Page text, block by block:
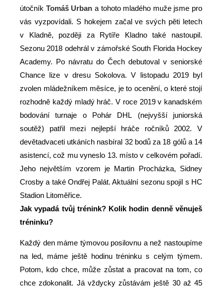
útočník Tomáš Urban a tohoto mladého muže jsme pro
vás vyzpovídali. S hokejem začal ve svých pěti letech
v Kladně, později za Rytíře Kladno také nastoupil.
Sezonu 2018 odehrál v zámořské South Florida Hockey
Academy. Po návratu do Čech debutoval v seniorské
Chance lize v dresu Sokolova. V listopadu 2019 byl
zvolen mládežníkem měsíce, je to ocenění, o které stojí
rozhodně každý mladý hráč. V roce 2019 v kanadském
bodování turnaje o Pohár DHL (nejvyšší juniorská
soutěž) patřil mezi nejlepší hráče ročníků 2002. V
devětadvaceti utkáních nasbíral 32 bodů za 18 gólů a 14
asistencí, což mu vyneslo 13. místo v celkovém pořadí.
Jeho největším vzorem je Martin Procházka, Sidney
Crosby a také Ondřej Palát. Aktuální sezonu spojil s HC
Stadion Litoměřice.
Jak vypadá tvůj trénink? Kolik hodin denně věnuješ
tréninku?
Každý den máme týmovou posilovnu a než nastoupíme
na led, máme ještě hodinu tréninku s celým týmem.
Potom, kdo chce, může zůstat a pracovat na tom, co
chce zdokonalit. Já vždycky zůstávám ještě 30 až 45